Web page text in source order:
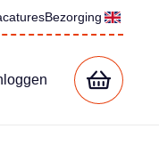
Bezorging